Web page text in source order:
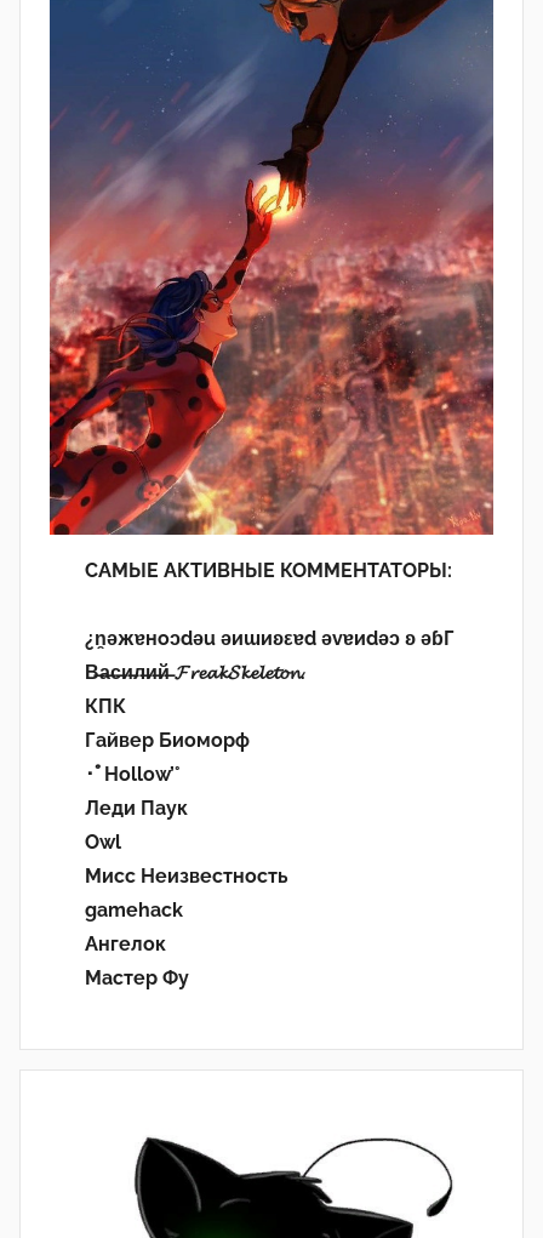
САМЫЕ АКТИВНЫЕ КОММЕНТАТОРЫ:
¿n̯ǝжɐноɔdǝu ǝиɯиʚεɐd ǝvɐиdǝɔ ʚ ǝɓГ
В̶а̶с̶и̶л̶и̶й̶ 𝓕𝓻𝓮𝓪𝓴𝓢𝓴𝓮𝓵𝓮𝓽𝓸𝓷.
КПК
Гайвер Биоморф
･ﾟHollow’°
Леди Паук
Owl
Мисс Неизвестность
gamehack
Ангелок
Мастер Фу